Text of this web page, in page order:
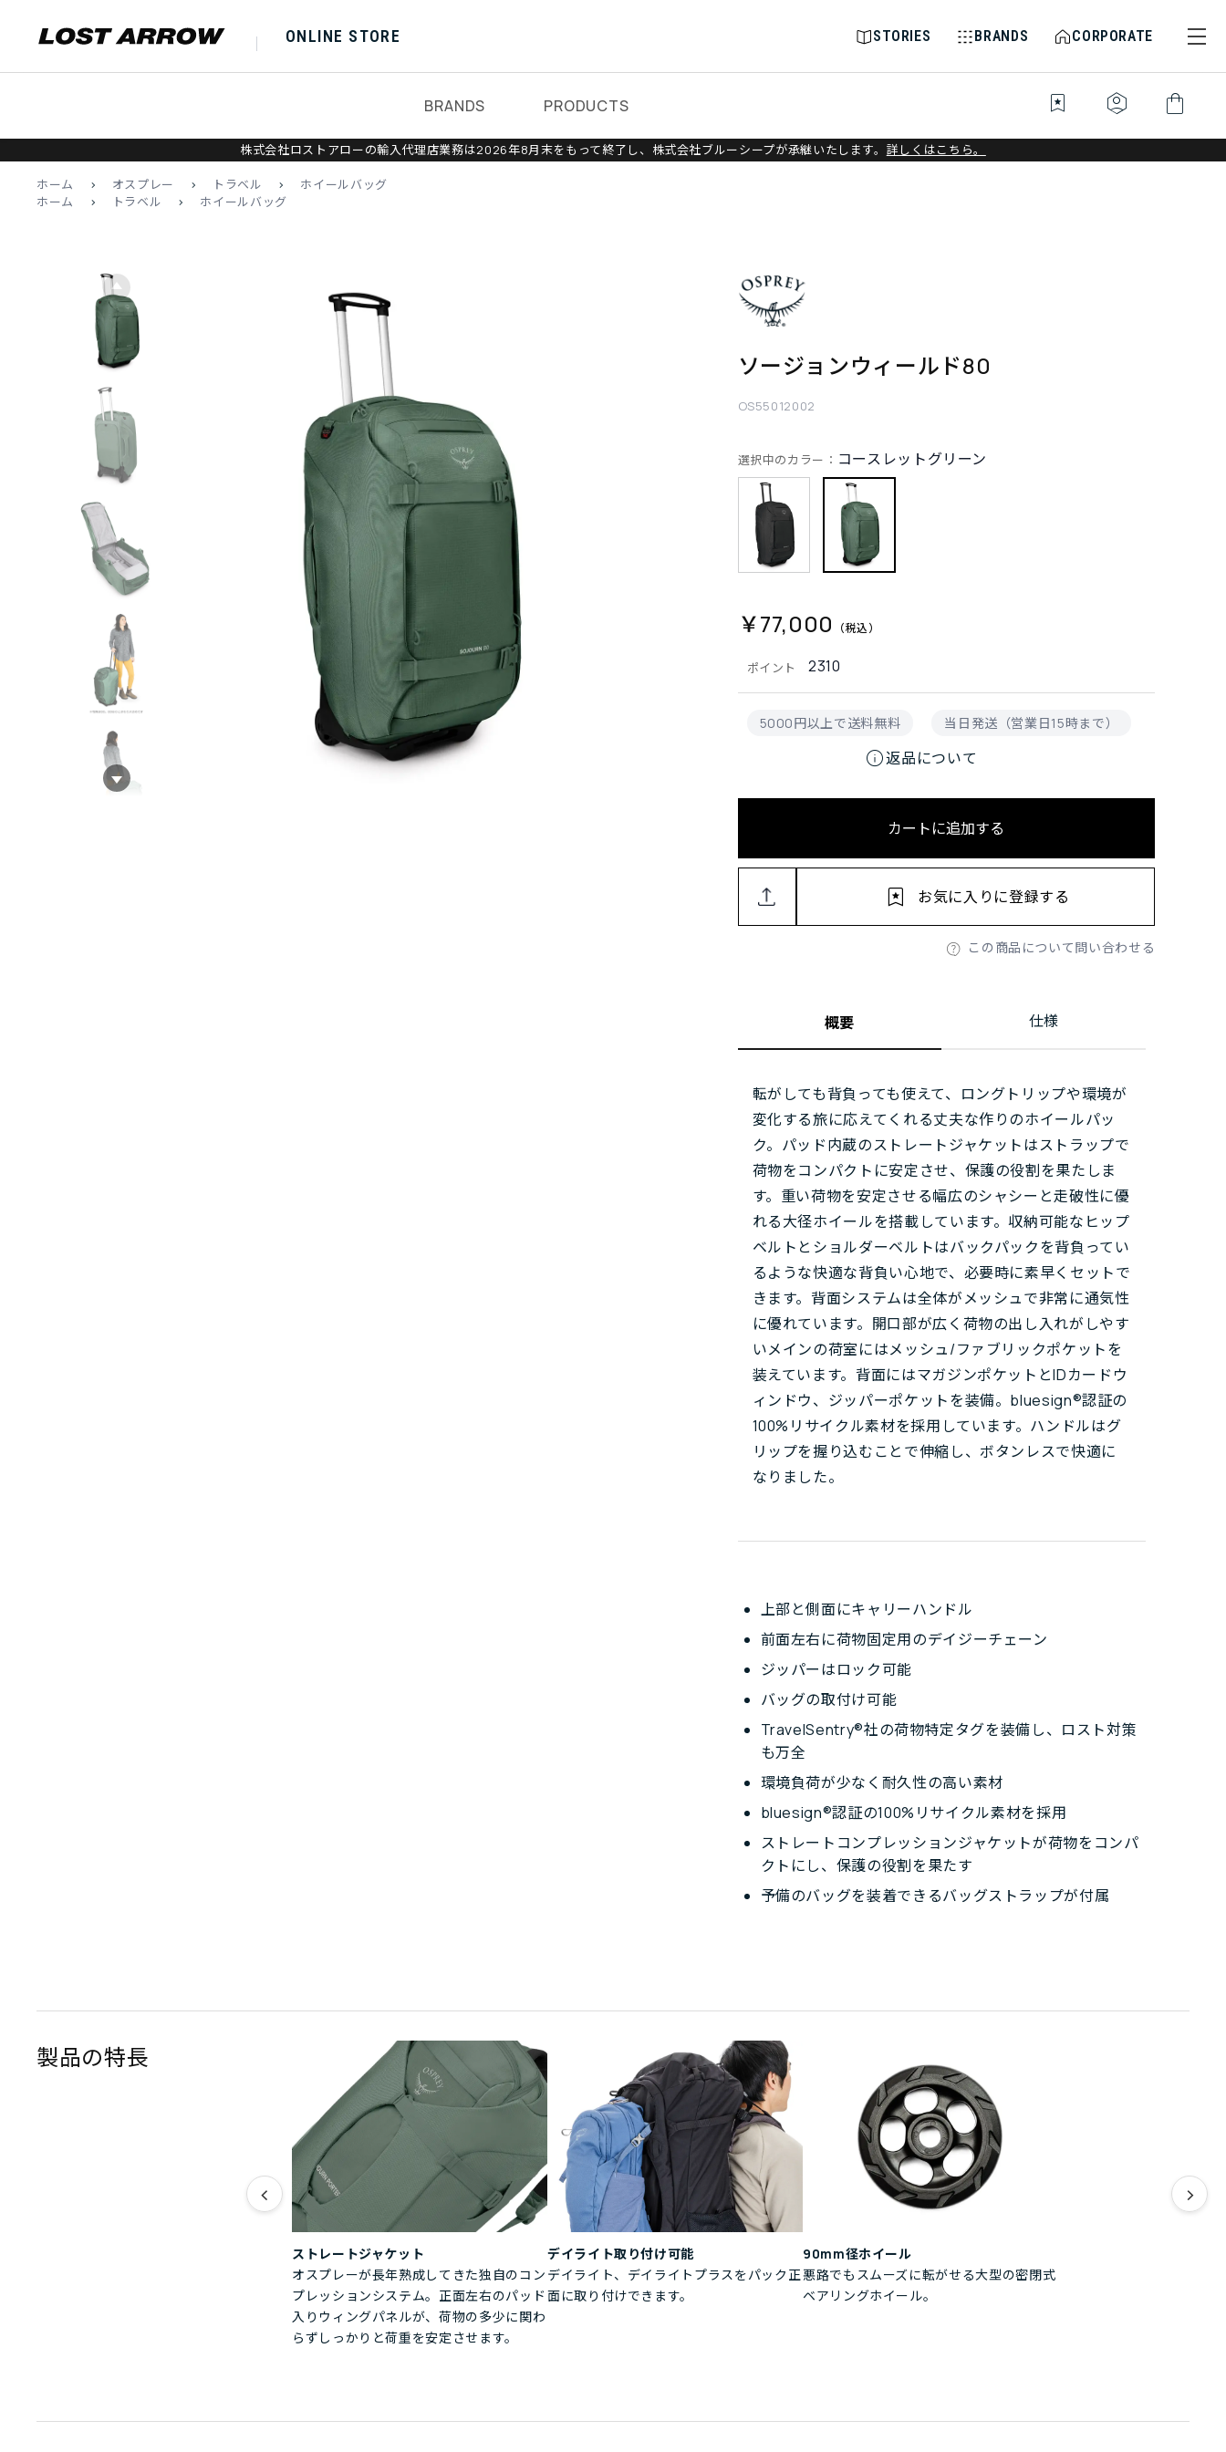
ONLINE STORE STORIES BRANDS CORPORATE
BRANDS PRODUCTS bookmark_star identity_platform shopping_bag
株式会社ロストアローの輸入代理店業務は2026年8月末をもって終了し、株式会社ブルーシープが承継いたします。 詳しくはこちら。
ホーム > オスプレー > トラベル >
ホイールバッグ
ホーム
> トラベル > ホイールバッグ
ソージョンウィールド80
OS55012002
ポイント 2310
選択中のカラー： コースレットグリーン
5000円以上で送料無料 当日発送（営業日15時まで）
info返品について
￥77,000
カートに追加する
この商品について問い合わせる
お気に入りに登録する
概要 仕様
転がしても背負っても使えて、ロングトリップや環境が
変化する旅に応えてくれる丈夫な作りのホイールパッ
ク。パッド内蔵のストレートジャケットはストラップで
荷物をコンパクトに安定させ、保護の役割を果たしま
す。重い荷物を安定させる幅広のシャシーと走破性に優
れる大径ホイールを搭載しています。収納可能なヒップ
ベルトとショルダーベルトはバックパックを背負ってい
るような快適な背負い心地で、必要時に素早くセットで
きます。背面システムは全体がメッシュで非常に通気性
に優れています。開口部が広く荷物の出し入れがしやす
いメインの荷室にはメッシュ/ファブリックポケットを
装えています。背面にはマガジンポケットとIDカードウ
ィンドウ、ジッパーポケットを装備。bluesign®認証の
100%リサイクル素材を採用しています。ハンドルはグ
リップを握り込むことで伸縮し、ボタンレスで快適に
なりました。
上部と側面にキャリーハンドル
前面左右に荷物固定用のデイジーチェーン
ジッパーはロック可能
バッグの取付け可能
TravelSentry®社の荷物特定タグを装備し、ロスト対策
も万全
環境負荷が少なく耐久性の高い素材
bluesign®認証の100%リサイクル素材を採用
ストレートコンプレッションジャケットが荷物をコンパ
クトにし、保護の役割を果たす
予備のバッグを装着できるバッグストラップが付属
製品の特長
<
ストレートジャケット
オスプレーが長年熟成してきた独自のコン
プレッションシステム。正面左右のパッド
入りウィングパネルが、荷物の多少に関わ
らずしっかりと荷重を安定させます。
デイライト取り付け可能
デイライト、デイライトプラスをパック正
面に取り付けできます。
90mm径ホイール
悪路でもスムーズに転がせる大型の密閉式
ベアリングホイール。
>